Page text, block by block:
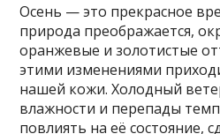
Осень — это прекрасное
природа преображается,
оранжевые и золотистые
этими изменениями
нашей кожи. Холодный
влажности и перепады
повлиять на её состояние,